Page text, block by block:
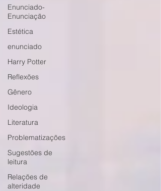
Enunciado-
Enunciação
Estética
enunciado
Harry Potter
Reflexões
Gênero
Ideologia
Literatura
Problematizações
Sugestões de
leitura
Relações de
alteridade